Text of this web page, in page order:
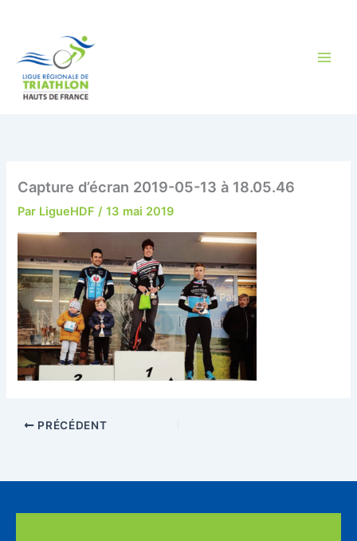
Capture d’écran 2019-05-13 à 18.05.46
Par LigueHDF/13 mai 2019
PRÉCÉDENT